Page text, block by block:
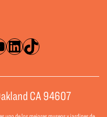
LinkedIn
TikTok
CA 94607